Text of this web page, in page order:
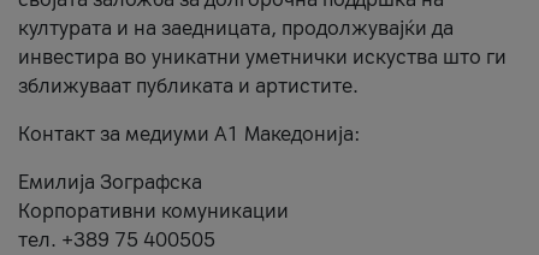
културата и на заедницата, продолжувајќи да
инвестира во уникатни уметнички искуства што ги
зближуваат публиката и артистите.
Контакт за медиуми А1 Македонија:
Емилија Зографска
Корпоративни комуникации
тел. +389 75 400505